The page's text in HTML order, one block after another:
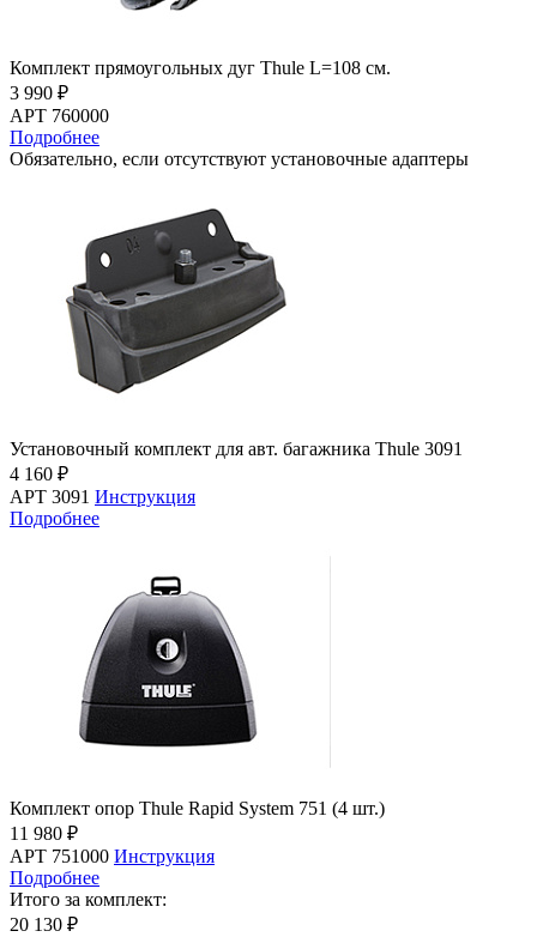
Комплект прямоугольных дуг Thule L=108 см.
3 990 ₽
АРТ 760000
Подробнее
Обязательно, если отсутствуют установочные адаптеры
Установочный комплект для авт. багажника Thule 3091
4 160 ₽
АРТ 3091 Инструкция
Подробнее
Комплект опор Thule Rapid System 751 (4 шт.)
11 980 ₽
АРТ 751000 Инструкция
Подробнее
Итого за комплект:
20 130 ₽